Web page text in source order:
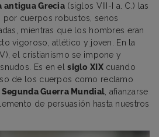
antigua Grecia(siglos VIII-I a. C.) las
por cuerpos robustos, senos
mientras que los hombres eran
vigoroso, atlético y joven. En la
el cristianismo se impone y
Es en elsiglo XIXcuando
de los cuerpos como reclamo
Segunda Guerra Mundial , afianzarse
de persuasión hasta nuestros